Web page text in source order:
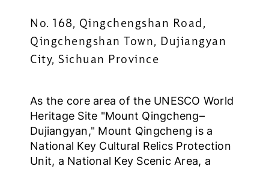
No. 168, Qingchengshan Road,
Qingchengshan Town, Dujiangyan
City, Sichuan Province
As the core area of the UNESCO World
Heritage Site "Mount Qingcheng–
Dujiangyan," Mount Qingcheng is a
National Key Cultural Relics Protection
Unit, a National Key Scenic Area, a